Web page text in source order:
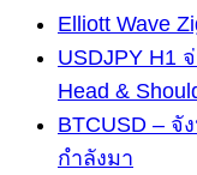
Elliott Wave
USDJPY H1
Head &
BTCUSD – จั
กำลังมา